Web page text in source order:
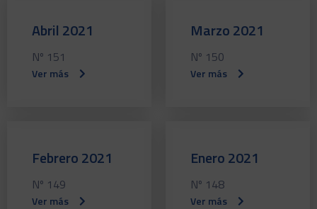
Abril 2021
Nº 151
Ver más
Marzo 2021
Nº 150
Ver más
Febrero 2021
Nº 149
Ver más
Enero 2021
Nº 148
Ver más